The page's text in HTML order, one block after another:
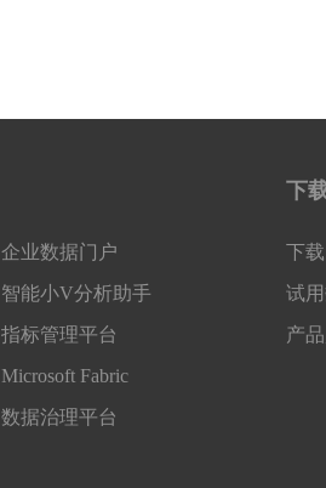
企业数据门户
智能小V分析助手
指标管理平台
Microsoft Fabric
数据治理平台
下
下
试
产